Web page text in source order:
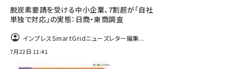
脱炭素要請を受ける中小企業、7割超が「自社
単独で対応」の実態：日商・東商調査
インプレスSmartGridニューズレター編集...
7月22日 11:41